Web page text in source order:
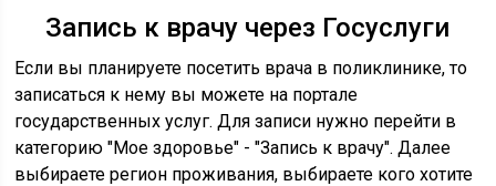
Запись к врачу через Госуслуги
Если вы планируете посетить врача в поликлинике, то
записаться к нему вы можете на портале
государственных услуг. Для записи нужно перейти в
категорию "Мое здоровье" - "Запись к врачу". Далее
выбираете регион проживания, выбираете кого хотите